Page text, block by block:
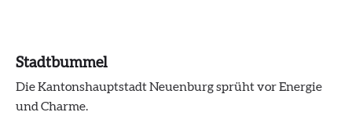
Stadtbummel
Die Kantonshauptstadt Neuenburg sprüht vor Energie
und Charme.